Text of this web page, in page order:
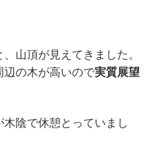
山頂が見えてきました。
辺の木が高いので実質展望
陰で休憩とっていまし